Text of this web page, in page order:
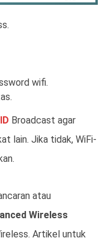
wifi.
Broadcast agar
lain. Jika tidak, WiFi-
atau
Wireless
Artikel untuk